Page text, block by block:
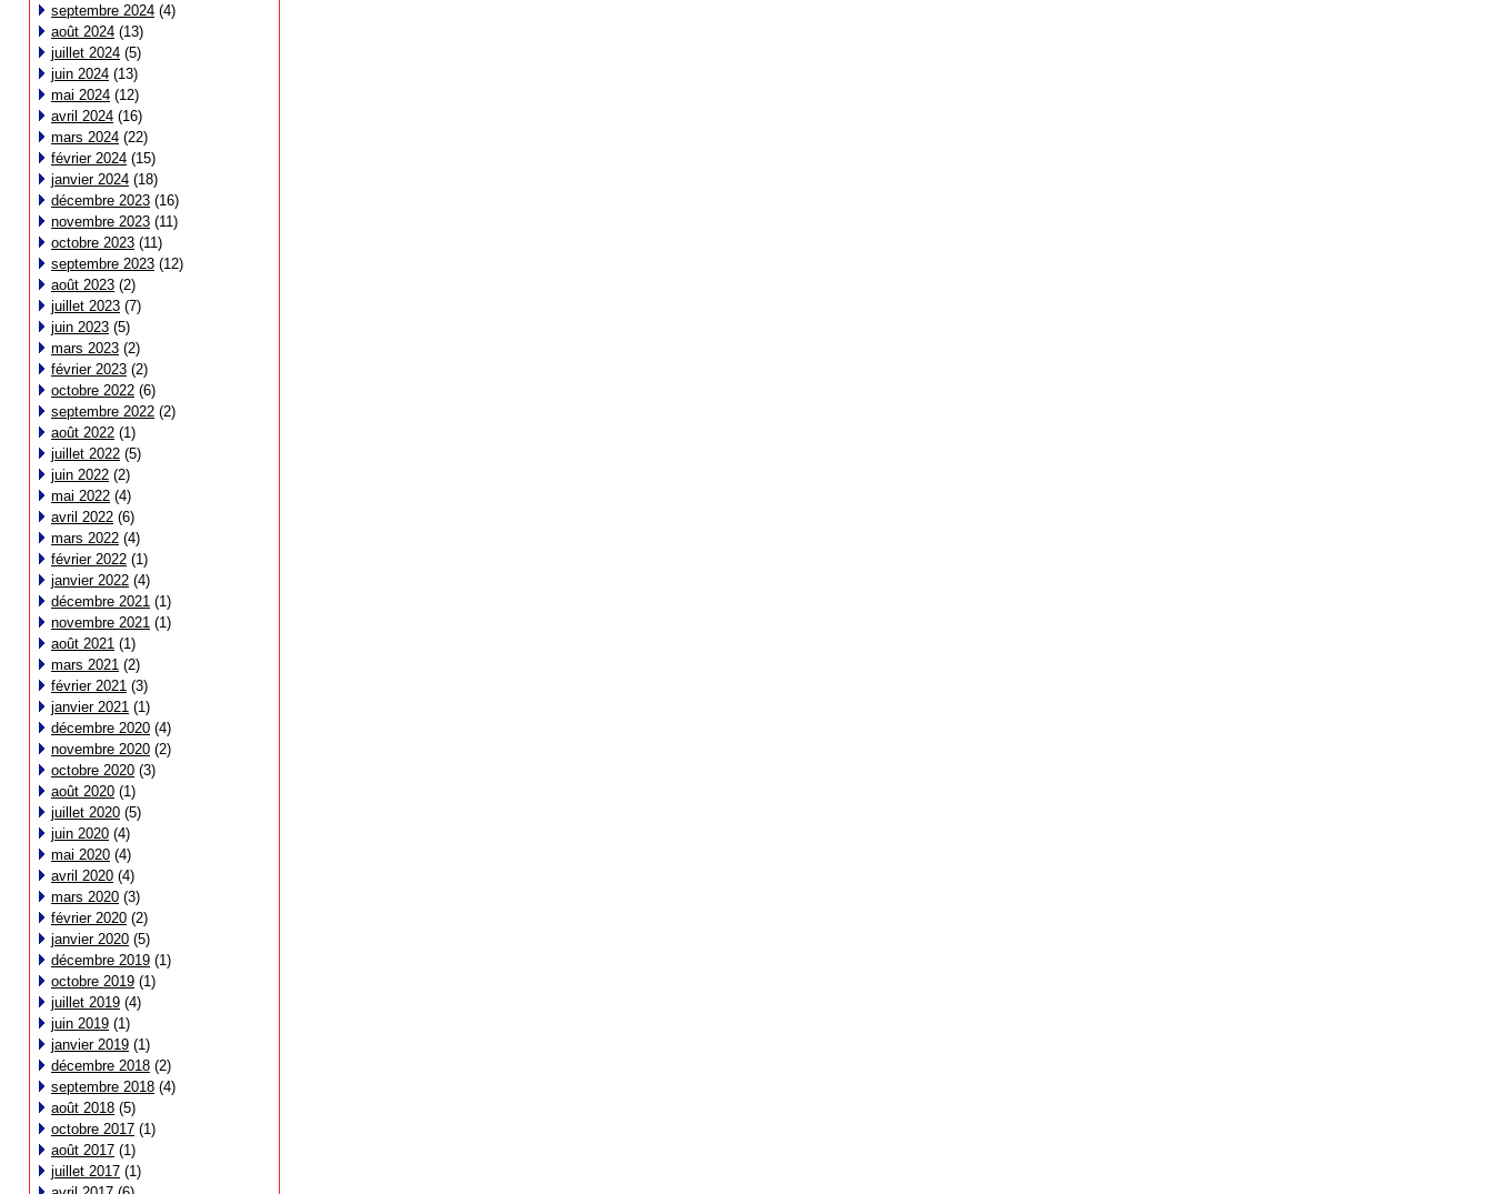
septembre 2024 (4)
août 2024 (13)
juillet 2024 (5)
juin 2024 (13)
mai 2024 (12)
avril 2024 (16)
mars 2024 (22)
février 2024 (15)
janvier 2024 (18)
décembre 2023 (16)
novembre 2023 (11)
octobre 2023 (11)
septembre 2023 (12)
août 2023 (2)
juillet 2023 (7)
juin 2023 (5)
mars 2023 (2)
février 2023 (2)
octobre 2022 (6)
septembre 2022 (2)
août 2022 (1)
juillet 2022 (5)
juin 2022 (2)
mai 2022 (4)
avril 2022 (6)
mars 2022 (4)
février 2022 (1)
janvier 2022 (4)
décembre 2021 (1)
novembre 2021 (1)
août 2021 (1)
mars 2021 (2)
février 2021 (3)
janvier 2021 (1)
décembre 2020 (4)
novembre 2020 (2)
octobre 2020 (3)
août 2020 (1)
juillet 2020 (5)
juin 2020 (4)
mai 2020 (4)
avril 2020 (4)
mars 2020 (3)
février 2020 (2)
janvier 2020 (5)
décembre 2019 (1)
octobre 2019 (1)
juillet 2019 (4)
juin 2019 (1)
janvier 2019 (1)
décembre 2018 (2)
septembre 2018 (4)
août 2018 (5)
octobre 2017 (1)
août 2017 (1)
juillet 2017 (1)